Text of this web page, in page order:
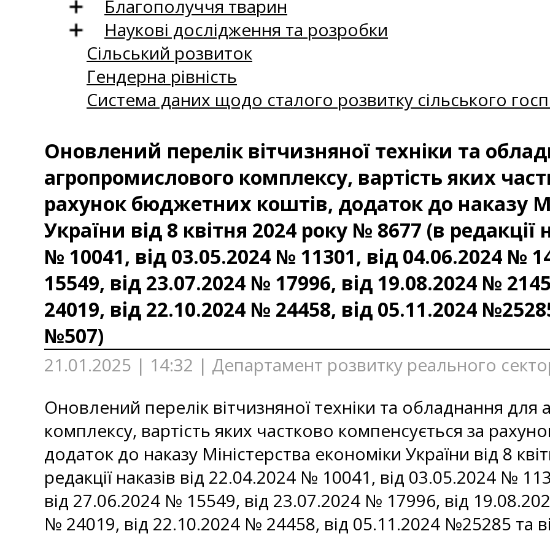
Благополуччя тварин
Наукові дослідження та розробки
Сільський розвиток
Гендерна рівність
Система даних щодо сталого розвитку сільського
Оновлений перелік вітчизняної техніки та
агропромислового комплексу, вартість яких
рахунок бюджетних коштів, додаток до наказу
України від 8 квітня 2024 року № 8677 (в редакції
№ 10041, від 03.05.2024 № 11301, від 04.06.2024 №
15549, від 23.07.2024 № 17996, від 19.08.2024 №
24019, від 22.10.2024 № 24458, від 05.11.2024
№507)
21.01.2025 | 14:32 | Департамент розвитку реального
Оновлений перелік вітчизняної техніки та обладнання
комплексу, вартість яких частково компенсується за
додаток до наказу Міністерства економіки України від 8
редакції наказів від 22.04.2024 № 10041, від 03.05.2024 №
від 27.06.2024 № 15549, від 23.07.2024 № 17996, від
№ 24019, від 22.10.2024 № 24458, від 05.11.2024 №25285 та